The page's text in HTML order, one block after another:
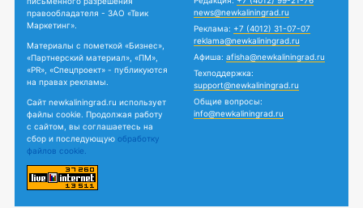
правообладателя - ЗАО «Твик
Маркетинг».
Материалы с пометкой «Бизнес»,
«Партнерский материал», «ПМ»,
«PR», «Спецпроект» - публикуются
на правах рекламы.
Сайт newkaliningrad.ru использует
файлы cookie. Продолжая работу
с сайтом, вы соглашаетесь на
сбор и последующую обработку
файлов cookie.
news@newkaliningrad.ru
Реклама: +7 (4012) 31-07-07
reklama@newkaliningrad.ru
Афиша: afisha@newkaliningrad.ru
Техподдержка:
support@newkaliningrad.ru
Общие вопросы:
info@newkaliningrad.ru